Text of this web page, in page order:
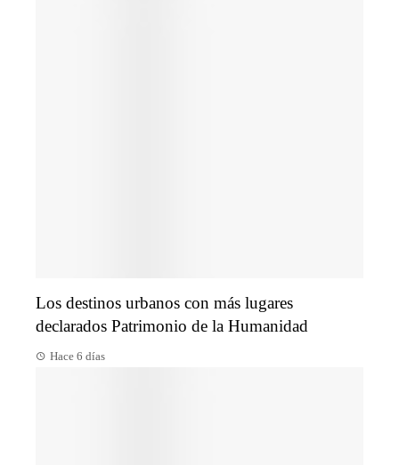
Los destinos urbanos con más lugares
declarados Patrimonio de la Humanidad
Hace 6 días